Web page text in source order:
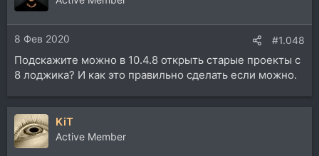
8 Фев 2020 #1.048
Подскажите можно в 10.4.8 открыть старые проекты с
8 лоджика? И как это правильно сделать если можно.
KiT
Active Member